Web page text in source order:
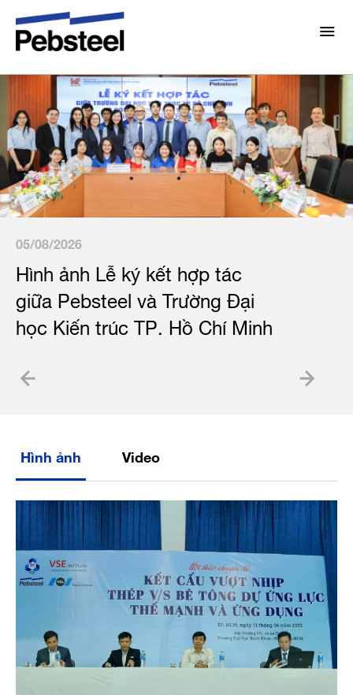
Giới thiệu
Về chúng tôi
Lựa chọn Pebsteel
Giải pháp
Tổng Quan
Hệ thống
Sản Phẩm
Điện Mặt Trời Áp Mái
Dự án
Truyền thông
Tin tức
Thư viện
Brochures
Liên hệ
Thư viện
05/08/2026
Hình ảnh Lễ ký kết hợp tác
giữa Pebsteel và Trường Đại
học Kiến trúc TP. Hồ Chí Minh
Hình ảnh Video